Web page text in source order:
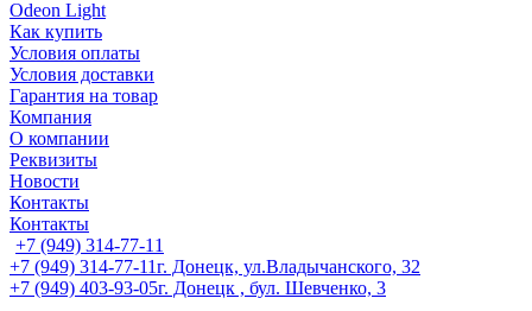
Odeon Light
Как купить
Условия оплаты
Условия доставки
Гарантия на товар
Компания
О компании
Реквизиты
Новости
Контакты
Контакты
+7 (949) 314-77-11
+7 (949) 314-77-11г. Донецк, ул.Владычанского, 32
+7 (949) 403-93-05г. Донецк , бул. Шевченко, 3